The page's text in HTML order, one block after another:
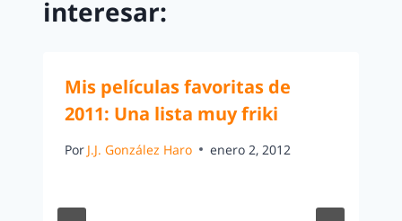
interesar:
Mis películas favoritas de
2011: Una lista muy friki
Por J.J. González Haro enero 2, 2012